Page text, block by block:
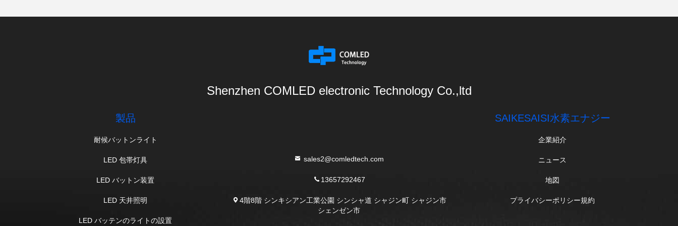
Shenzhen COMLED electronic Technology Co.,ltd
製品
耐候バットンライト
LED 包帯灯具
LED バットン装置
LED 天井照明
LED バッテンのライトの設置
sales2@comledtech.com
13657292467
4階8階 シンキシアン工業公園 シンシャ道 シャジン町 シャジン市
シェンゼン市
SAIKESAISI水素エナジー
企業紹介
ニュース
地図
プライバシーポリシー規約